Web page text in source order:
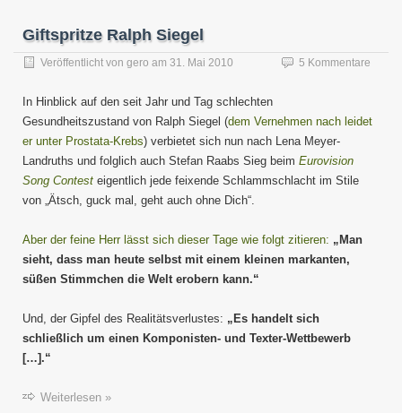
Giftspritze Ralph Siegel
Veröffentlicht von gero am 31. Mai 2010 5 Kommentare
In Hinblick auf den seit Jahr und Tag schlechten
Gesundheitszustand von Ralph Siegel (dem Vernehmen nach leidet
er unter Prostata-Krebs) verbietet sich nun nach Lena Meyer-
Landruths und folglich auch Stefan Raabs Sieg beim Eurovision
Song Contest eigentlich jede feixende Schlammschlacht im Stile
von „Ätsch, guck mal, geht auch ohne Dich“.
Aber der feine Herr lässt sich dieser Tage wie folgt zitieren: „Man
sieht, dass man heute selbst mit einem kleinen markanten,
süßen Stimmchen die Welt erobern kann.“
Und, der Gipfel des Realitätsverlustes: „Es handelt sich
schließlich um einen Komponisten- und Texter-Wettbewerb
[…].“
Weiterlesen »